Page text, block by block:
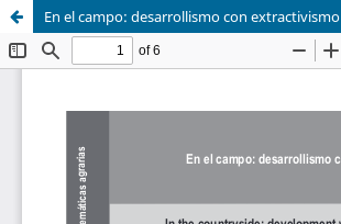
En el campo: desarrollismo con extractivismo